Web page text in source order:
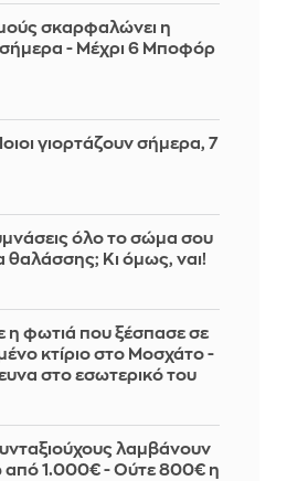
σκαρφαλώνει η
- Μέχρι 6 Μποφόρ
γιορτάζουν σήμερα, 7
όλο το σώμα σου
θαλάσσης; Κι όμως, ναι!
η φωτιά που ξέσπασε σε
κτίριο στο Μοσχάτο -
στο εσωτερικό του
λαμβάνουν
από 1.000€ - Ούτε 800€ η